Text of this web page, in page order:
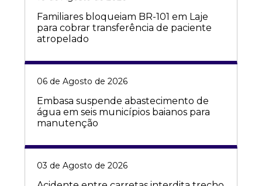
Familiares bloqueiam BR-101 em Laje
para cobrar transferência de paciente
atropelado
06 de Agosto de 2026
Embasa suspende abastecimento de
água em seis municípios baianos para
manutenção
03 de Agosto de 2026